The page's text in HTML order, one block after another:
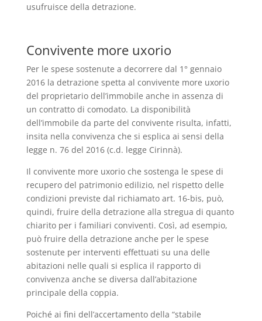
usufruisce della detrazione.
Convivente more uxorio
Per le spese sostenute a decorrere dal 1° gennaio
2016 la detrazione spetta al convivente more uxorio
del proprietario dell’immobile anche in assenza di
un contratto di comodato. La disponibilità
dell’immobile da parte del convivente risulta, infatti,
insita nella convivenza che si esplica ai sensi della
legge n. 76 del 2016 (c.d. legge Cirinnà).
Il convivente more uxorio che sostenga le spese di
recupero del patrimonio edilizio, nel rispetto delle
condizioni previste dal richiamato art. 16-bis, può,
quindi, fruire della detrazione alla stregua di quanto
chiarito per i familiari conviventi. Così, ad esempio,
può fruire della detrazione anche per le spese
sostenute per interventi effettuati su una delle
abitazioni nelle quali si esplica il rapporto di
convivenza anche se diversa dall’abitazione
principale della coppia.
Poiché ai fini dell’accertamento della “stabile